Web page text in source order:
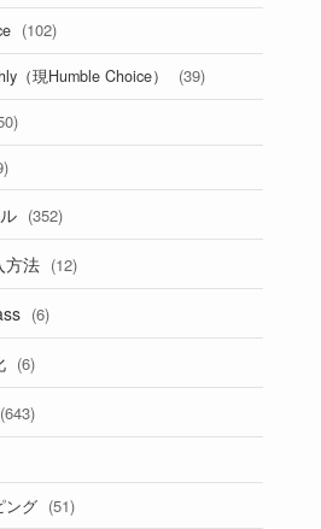
(102)
（現Humble Choice） (39)
(352)
方法 (12)
(6)
(6)
(643)
ング (51)